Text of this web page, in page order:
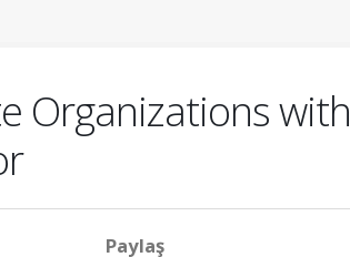
Organizations with
Paylaş